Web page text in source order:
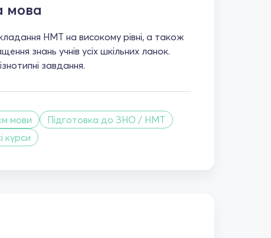
мова
НМТ на високому рівні, а також
знань учнів усіх шкільних ланок.
завдання.
мови
Підготовка до ЗНО / НМТ
курси